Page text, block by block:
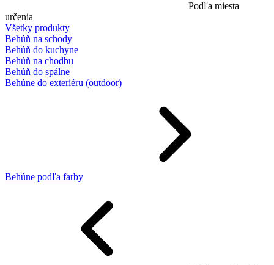
Podľa miesta
určenia
Všetky produkty
Behúň na schody
Behúň do kuchyne
Behúň na chodbu
Behúň do spálne
Behúne do exteriéru (outdoor)
Behúne podľa farby